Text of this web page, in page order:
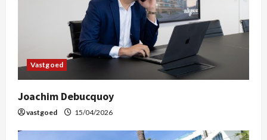
Vastgoed
Joachim Debucquoy
vastgoed 15/04/2026